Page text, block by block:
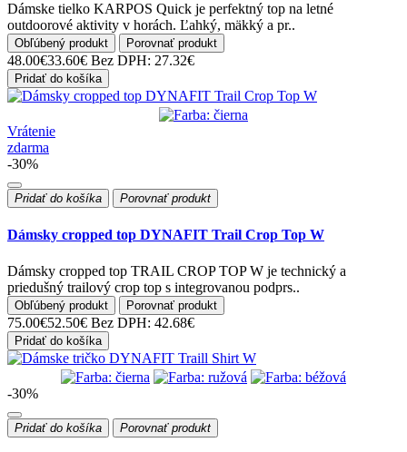
Dámske tielko KARPOS Quick je perfektný top na letné
outdoorové aktivity v horách. Ľahký, mäkký a pr..
Obľúbený produkt Porovnať produkt
48.00€33.60€ Bez DPH: 27.32€
Pridať do košíka
Vrátenie
zdarma
-30%
Pridať do košíka Porovnať produkt
Dámsky cropped top DYNAFIT Trail Crop Top W
Dámsky cropped top TRAIL CROP TOP W je technický a
priedušný trailový crop top s integrovanou podprs..
Obľúbený produkt Porovnať produkt
75.00€52.50€ Bez DPH: 42.68€
Pridať do košíka
-30%
Pridať do košíka Porovnať produkt